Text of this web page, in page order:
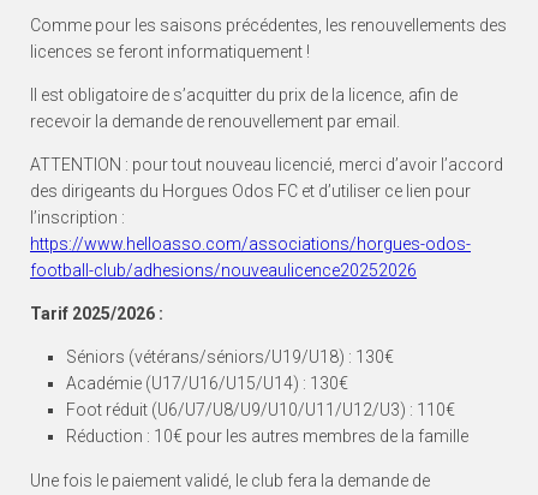
Comme pour les saisons précédentes, les renouvellements des
licences se feront informatiquement !
Il est obligatoire de s’acquitter du prix de la licence, afin de
recevoir la demande de renouvellement par email.
ATTENTION : pour tout nouveau licencié, merci d’avoir l’accord
des dirigeants du Horgues Odos FC et d’utiliser ce lien pour
l’inscription :
https://www.helloasso.com/associations/horgues-odos-
football-club/adhesions/nouveaulicence20252026
Tarif 2025/2026 :
Séniors (vétérans/séniors/U19/U18) : 130€
Académie (U17/U16/U15/U14) : 130€
Foot réduit (U6/U7/U8/U9/U10/U11/U12/U3) : 110€
Réduction : 10€ pour les autres membres de la famille
Une fois le paiement validé, le club fera la demande de